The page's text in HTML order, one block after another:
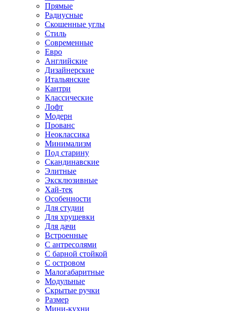
Прямые
Радиусные
Скошенные углы
Стиль
Современные
Евро
Английские
Дизайнерские
Итальянские
Кантри
Классические
Лофт
Модерн
Прованс
Неоклассика
Минимализм
Под старину
Скандинавские
Элитные
Эксклюзивные
Хай-тек
Особенности
Для студии
Для хрущевки
Для дачи
Встроенные
С антресолями
С барной стойкой
С островом
Малогабаритные
Модульные
Скрытые ручки
Размер
Мини-кухни